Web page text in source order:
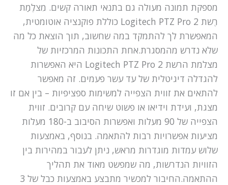
מספקת תמונה מעולה גם בתנאי תאורה קשים. מִצלֶמַת
רֶשת Logitech PTZ Pro 2 כוללת פוקנציה אוטומטית,
המאפשרת לך להתמקד במה שחשוב, תוך הוצאת כל מה
שלא נדרש מהמסגרת.אחת התכונות המרכזיות של
מצלמת הרשת Logitech PTZ Pro 2 היא האפשרות
להגדלה דיגיטלית של עד עשר פעמים. זה מאפשר
להתאים את זווית הצפייה למשימות ספציפיות – בין אם זו
מצגת, ועידת וידיאו או פשוט שיחה עם קרובים. זווית
הצפייה של 90 מעלות ואפשרות הסיבוב ב-180 מעלות
מציעות אפשרויות רבות להתאמה. בנוסף, באמצעות
שלוש עמדות מוגדרות מראש, ניתן לעבור במהירות בין
הזוויות הנדרשות, מה שמפשט מאוד את תהליך
ההתאמה.החיבור למכשיר מתבצע באמצעות כבל של 3